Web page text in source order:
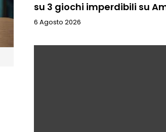
su 3 giochi imperdibili su
6 Agosto 2026